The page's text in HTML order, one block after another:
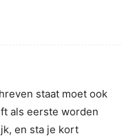
staat moet ook
als eerste worden
en sta je kort